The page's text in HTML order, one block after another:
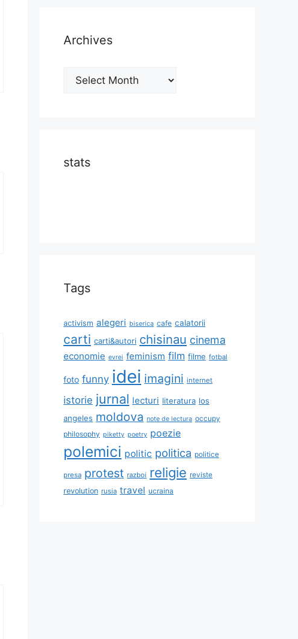
Archives
Archives
stats
Tags
activism alegeri biserica cafe calatorii
carti carti&autori chisinau cinema
economie evrei feminism film filme fotbal
foto funny idei imagini internet
istorie jurnal lecturi literatura los
angeles moldova note de lectura occupy
philosophy piketty poetry poezie
polemici politic politica politice
presa protest razboi religie reviste
revolution rusia travel ucraina